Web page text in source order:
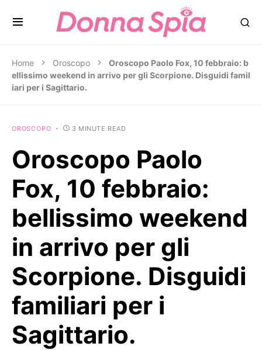
Home Oroscopo
Oroscopo Paolo Fox, 10 febbraio: b
ellissimo weekend in arrivo per gli Scorpione. Disguidi famil
iari per i Sagittario.
OROSCOPO 3 MINUTE READ
Oroscopo Paolo
Fox, 10 febbraio:
bellissimo weekend
in arrivo per gli
Scorpione. Disguidi
familiari per i
Sagittario.